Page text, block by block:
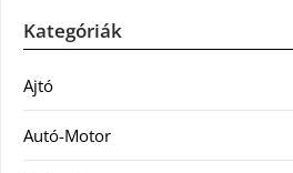
Kategóriák
Ajtó
Autó-Motor